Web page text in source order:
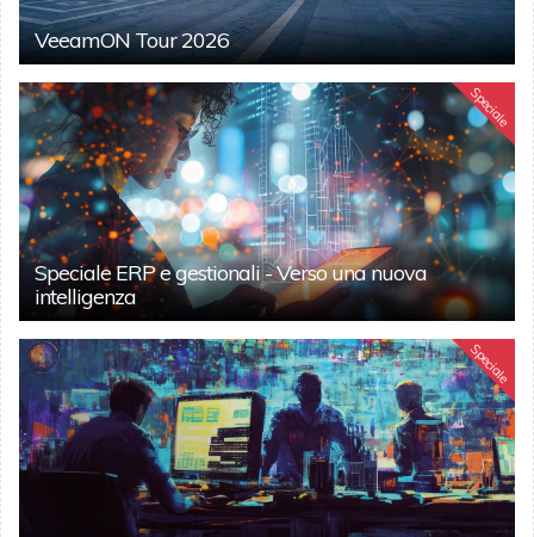
VeeamON Tour 2026
Speciale
Speciale ERP e gestionali - Verso una nuova
intelligenza
Speciale